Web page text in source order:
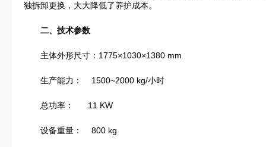
独拆卸更换，大大降低了养护成本。
二、技术参数
主体外形尺寸：1775×1030×1380 mm
生产能力： 1500~2000 kg/小时
总功率： 11 KW
设备重量： 800 kg